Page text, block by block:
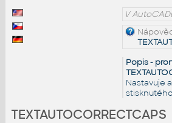
V
Popis -
Nastavuje
TEXTAUTOCORRECTCAPS